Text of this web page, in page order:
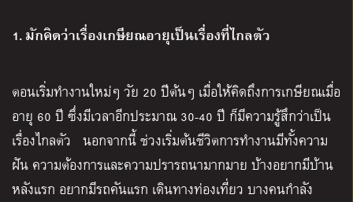
1. มักคิดว่าเรื่องเกษียณอายุเป็นเรื่องที่ไกลตัว
ตอนเริ่มทำงานใหม่ๆ วัย 20 ปีต้นๆ เมื่อให้คิดถึงการเกษียณเมื่อ
อายุ 60 ปี ซึ่งมีเวลาอีกประมาณ 30-40 ปี ก็มีความรู้สึกว่าเป็น
เรื่องไกลตัว นอกจากนี้ ช่วงเริ่มต้นชีวิตการทำงานมีทั้งความ
ฝัน ความต้องการและความปรารถนามากมาย บ้างอยากมีบ้าน
หลังแรก อยากมีรถคันแรก เดินทางท่องเที่ยว บางคนกำลัง